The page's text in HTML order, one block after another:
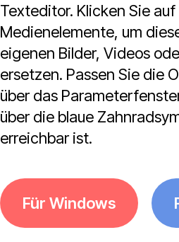
Texteditor. Klicken Sie
Medienelemente, um
eigenen Bilder, Videos
ersetzen. Passen Sie die
über das
über die blaue
erreichbar ist.
Für Windows